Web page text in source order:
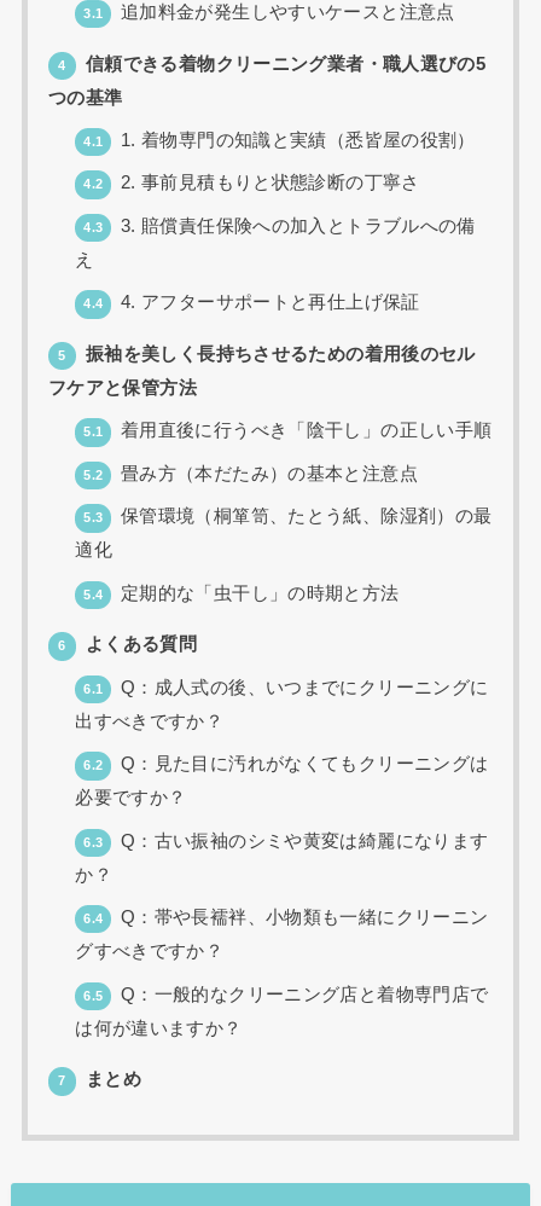
3.1 追加料金が発生しやすいケースと注意点
4
信頼できる着物クリーニング業者・職人選びの5
つの基準
4.1 1. 着物専門の知識と実績（悉皆屋の役割）
4.2 2. 事前見積もりと状態診断の丁寧さ
4.3
3. 賠償責任保険への加入とトラブルへの備
え
4.4 4. アフターサポートと再仕上げ保証
5
振袖を美しく長持ちさせるための着用後のセル
フケアと保管方法
5.1 着用直後に行うべき「陰干し」の正しい手順
5.2 畳み方（本だたみ）の基本と注意点
5.3
保管環境（桐箪笥、たとう紙、除湿剤）の最
適化
5.4 定期的な「虫干し」の時期と方法
6 よくある質問
6.1
Q：成人式の後、いつまでにクリーニングに
出すべきですか？
6.2
Q：見た目に汚れがなくてもクリーニングは
必要ですか？
6.3
Q：古い振袖のシミや黄変は綺麗になります
か？
6.4
Q：帯や長襦袢、小物類も一緒にクリーニン
グすべきですか？
6.5
Q：一般的なクリーニング店と着物専門店で
は何が違いますか？
7 まとめ